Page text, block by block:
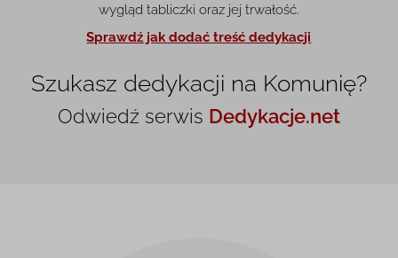
wygląd tabliczki oraz jej trwałość.
Sprawdź jak dodać treść dedykacji
Szukasz dedykacji na Komunię?
Odwiedź serwis Dedykacje.net